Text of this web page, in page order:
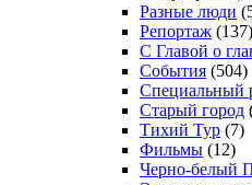
Разные люди
Репортаж (137)
С Главой о
События (504)
Специальный
Старый город
Тихий Тур (7)
Фильмы (12)
Черно-белый